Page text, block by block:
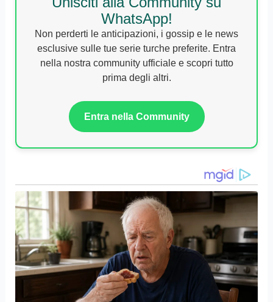
WhatsApp!
Non perderti le anticipazioni, i gossip e le news
esclusive sulle tue serie turche preferite. Entra
nella nostra community ufficiale e scopri tutto
prima degli altri.
Entra nella Community